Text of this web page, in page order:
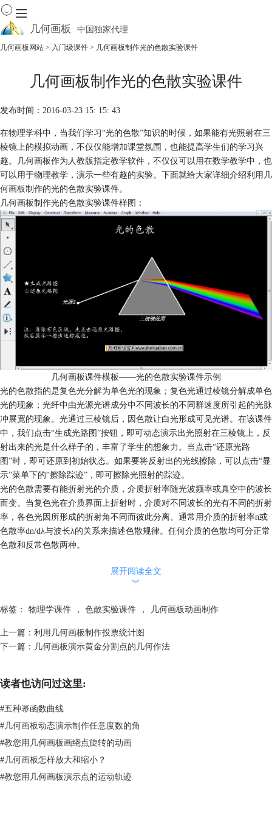
几何画板 中国独家代理
资源中心
软件商城
几何画板网站 > 入门级课件 > 几何画板制作光的色散实验课件
几何画板制作光的色散实验课件
发布时间：2016-03-23 15: 15: 43
在物理学科中，当我们学习“光的色散”知识的时候，如果能有光照射在三
棱镜上的模拟动画，不仅仅能增加课堂氛围，也能提高学生们的学习兴
趣。几何画板作为人教版指定教学软件，不仅仅可以用在数学教学中，也
可以用于物理教学，演示一些有趣的实验。下面就给大家详细介绍利用 几
何画板制作的光的色散实验课件。
几何画板制作光的色散实验课件样图：
几何画板课件模板——光的色散实验课件示例
光的色散指的是复色光分解为单色光的现象；复色光通过棱镜分解成单色
光的现象；光纤中由光源光谱成分中不同波长的不同群速度所引起的光脉
冲展宽的现象。光通过三棱镜后，因色散让白光形成可见光谱。在该课件
中，我们点击“生成光路图”按钮，即可动态演示出光照射在三棱镜上，反
射出来的光是什么样子的，丰富了学生的想象力。当点击“还原光路
图”时，即可还原到初始状态。如果要将反射出的光线擦除，可以点击“显
示”菜单下的“擦除踪迹”，即可擦除光照射的踪迹。
光的色散需要有能折射光的介质，介质折射率随光波频率或真空中的波长
而变。当复色光在介质界面上折射时，介质对不同波长的光有不同的折射
率，各色光因所形成的折射角不同而彼此分离。通常用介质的折射率n或
色散率dn/dλ与波长λ的关系来描述色散规律。任何介质的色散均可分正常
色散和反常色散两种。
在光学中，将复色光分解成单色光的过程,叫光的色散。
眼睛的色觉细胞接收到不同频率的可见光时，感觉到的颜色不同，颜色是
不同频率的光对色觉细胞的刺激而产生的。
一般让白光（复色光）通过三棱镜就能产生光的色散。对同一种（光的）
最大，光通过棱镜后，紫光的偏折程度最大，红光偏折程度最小，这样，
复色光分解为单色光而形成光谱的现象叫做光的色散。（白光散开后单色
光从上到下依次为“红、橙、黄、绿、青、蓝、紫七种颜色。）
点击下面的“下载模板”按钮，即可下载该课件，用于物理学中光的色散一
课的教学中。当然了，几何画板还可以制作很多用于物理学教学的课件，
丰富学生的想象力。具体的制作教程可点击：
展开阅读全文
︾
标签： 物理学课件 ， 色散实验课件 ， 几何画板动画制作
上一篇： 利用几何画板制作投票统计图
下一篇： 几何画板演示黄金分割点的几何作法
读者也访问过这里:
#五种幂函数曲线
#几何画板动态演示制作任意度数的角
#教您用几何画板画绕点旋转的动画
#几何画板怎样放大和缩小？
#教您用几何画板演示点的运动轨迹